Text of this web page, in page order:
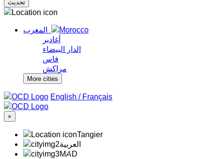
المغرب
أغادير
الدار البيضاء
فاس
مراكش
More cities
/ Français
×
Tangier
‏العربية‏
MAD